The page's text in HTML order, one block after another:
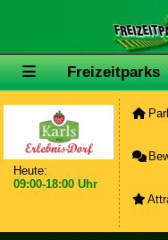
Freizeitparks
Heute:
09:00-18:00 Uhr